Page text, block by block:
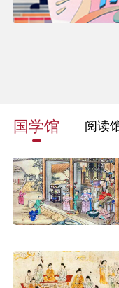
国学馆 阅读